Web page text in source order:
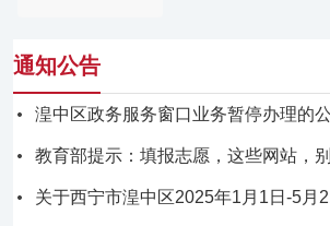
通知公告
湟中区政务服务窗口业务暂停办理的
教育部提示：填报志愿，这些网站，